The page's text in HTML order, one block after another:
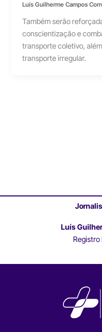
Luís Guilherme Campos
Também serão
conscientização e
transporte coletivo,
transporte irregular.
Luís
Registro